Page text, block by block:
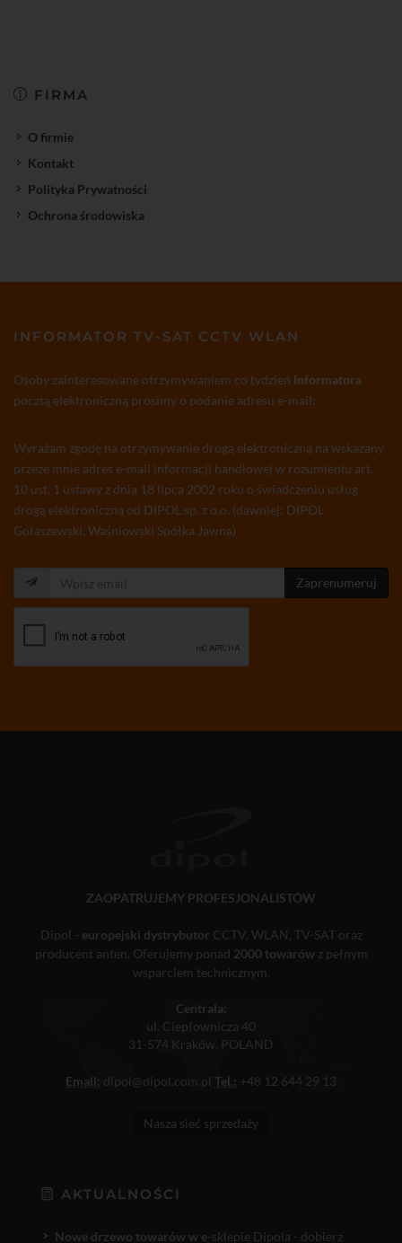
FIRMA
O firmie
Kontakt
Polityka Prywatności
Ochrona środowiska
INFORMATOR TV-SAT CCTV WLAN
Osoby zainteresowane otrzymywaniem co tydzień Informatora
pocztą elektroniczną prosimy o podanie adresu e-mail:
Wyrażam zgodę na otrzymywanie drogą elektroniczną na wskazany
przeze mnie adres e-mail informacji handlowej w rozumieniu art.
10 ust. 1 ustawy z dnia 18 lipca 2002 roku o świadczeniu usług
drogą elektroniczną od DIPOL sp. z o.o. (dawniej: DIPOL
Gołaszewski, Waśniowski Spółka Jawna)
Zaprenumeruj
ZAOPATRUJEMY PROFESJONALISTÓW
Dipol - europejski dystrybutor CCTV, WLAN, TV-SAT oraz
producent anten. Oferujemy ponad 2000 towarówz pełnym
wsparciem technicznym.
Centrala:
ul. Ciepłownicza 40
31-574 Kraków, POLAND
Email: dipol@dipol.com.pl Tel.: +48 12 644 29 13
Nasza sieć sprzedaży
AKTUALNOŚCI
Nowe drzewo towarów w e-sklepie Dipola - dobierz